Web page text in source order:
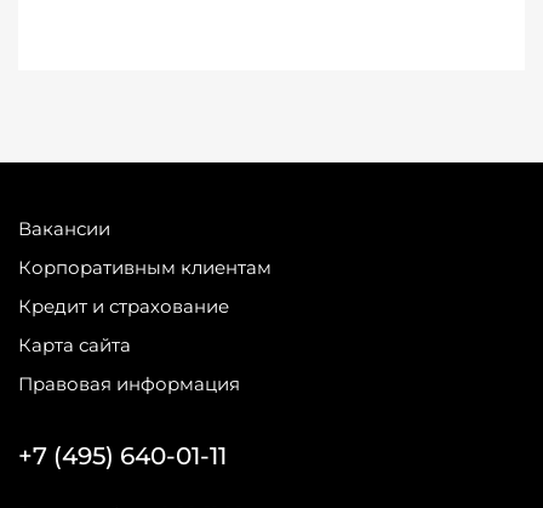
Вакансии
Корпоративным клиентам
Кредит и страхование
Карта сайта
Правовая информация
+7 (495) 640-01-11